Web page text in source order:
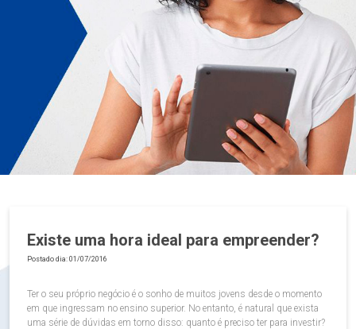
Existe uma hora ideal para empreender?
Postado dia: 01/07/2016
Ter o seu próprio negócio é o sonho de muitos jovens desde o momento
em que ingressam no ensino superior. No entanto, é natural que exista
uma série de dúvidas em torno disso: quanto é preciso ter para investir?